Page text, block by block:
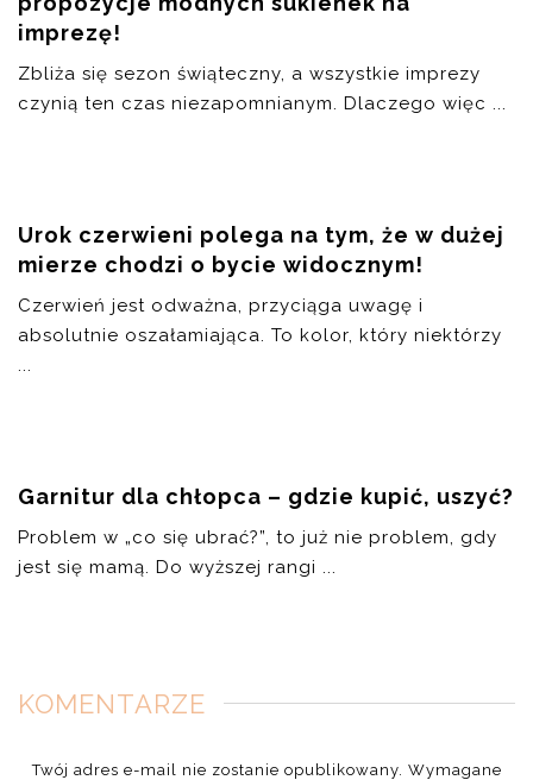
imprezę!
Zbliża się sezon świąteczny, a wszystkie imprezy
czynią ten czas niezapomnianym. Dlaczego więc ...
Urok czerwieni polega na tym, że w dużej
mierze chodzi o bycie widocznym!
Czerwień jest odważna, przyciąga uwagę i
absolutnie oszałamiająca. To kolor, który niektórzy
...
Garnitur dla chłopca – gdzie kupić, uszyć?
Problem w „co się ubrać?”, to już nie problem, gdy
jest się mamą. Do wyższej rangi ...
KOMENTARZE
Twój adres e-mail nie zostanie opublikowany. Wymagane